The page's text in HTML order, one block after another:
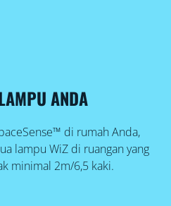
ANDA
di rumah Anda,
lampu WiZ di ruangan yang
minimal 2m/6,5 kaki.